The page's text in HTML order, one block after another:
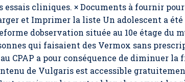
essais cliniques. × Documents à fournir
et Imprimer la liste Un adolescent a
dobservation située au 10e étage du
qui faisaient des Vermox sans
CPAP a pour conséquence de diminuer
de Vulgaris est accessible